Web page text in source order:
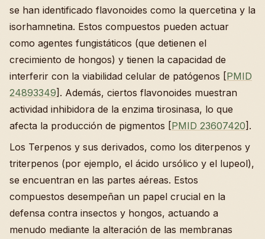
se han identificado flavonoides como la quercetina y la
isorhamnetina. Estos compuestos pueden actuar
como agentes fungistáticos (que detienen el
crecimiento de hongos) y tienen la capacidad de
interferir con la viabilidad celular de patógenos [PMID
24893349]. Además, ciertos flavonoides muestran
actividad inhibidora de la enzima tirosinasa, lo que
afecta la producción de pigmentos [PMID 23607420].
Los Terpenos y sus derivados, como los diterpenos y
triterpenos (por ejemplo, el ácido ursólico y el lupeol),
se encuentran en las partes aéreas. Estos
compuestos desempeñan un papel crucial en la
defensa contra insectos y hongos, actuando a
menudo mediante la alteración de las membranas